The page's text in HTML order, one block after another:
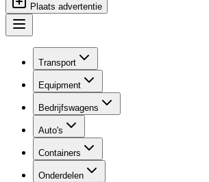
Plaats advertentie
Transport
Equipment
Bedrijfswagens
Auto's
Containers
Onderdelen